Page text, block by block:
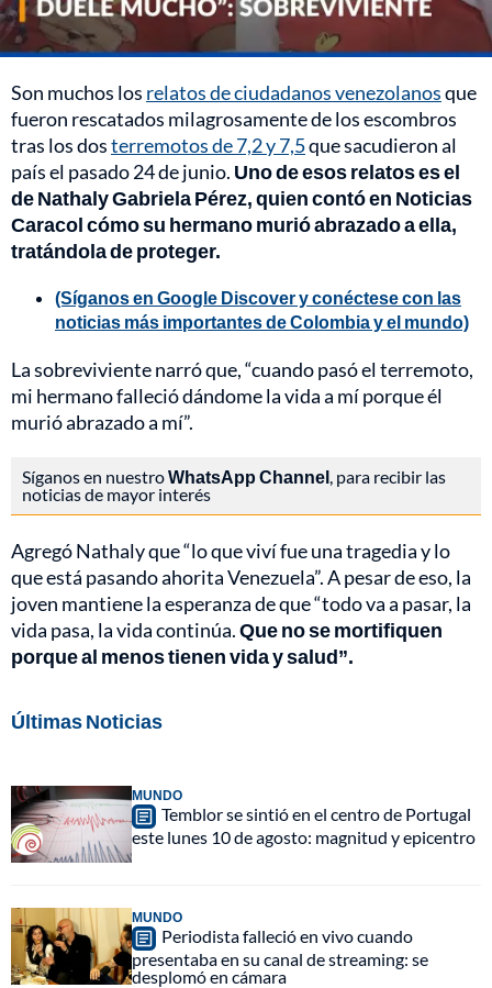
Son muchos los relatos de ciudadanos venezolanosque
fueron rescatados milagrosamente de los escombros
tras los dosterremotos de 7,2 y 7,5que sacudieron al
país el pasado 24 de junio. Uno de esos relatos es el
de Nathaly Gabriela Pérez, quien contó en Noticias
Caracol cómo su hermano murió abrazado a ella,
tratándola de proteger.
(Síganos en Google Discover y conéctese con las
noticias más importantes de Colombia y el mundo)
La sobreviviente narró que, “cuando pasó el terremoto,
mi hermano falleció dándome la vida a mí porque él
murió abrazado a mí”.
Síganos en nuestroWhatsApp Channel , para recibir las
noticias de mayor interés
Agregó Nathaly que “lo que viví fue una tragedia y lo
que está pasando ahorita Venezuela”. A pesar de eso, la
joven mantiene la esperanza de que “todo va a pasar, la
vida pasa, la vida continúa.Que no se mortifiquen
porque al menos tienen vida y salud”.
Últimas Noticias
MUNDO
Temblor se sintió en el centro de Portugal
este lunes 10 de agosto: magnitud y epicentro
MUNDO
Periodista falleció en vivo cuando
presentaba en su canal de streaming: se
desplomó en cámara